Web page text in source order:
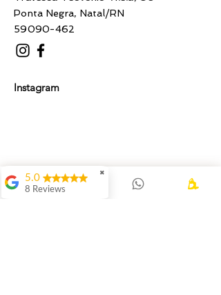
Ponta Negra, Natal/RN
59090-462
Instagram
✖
5.0
8 Reviews